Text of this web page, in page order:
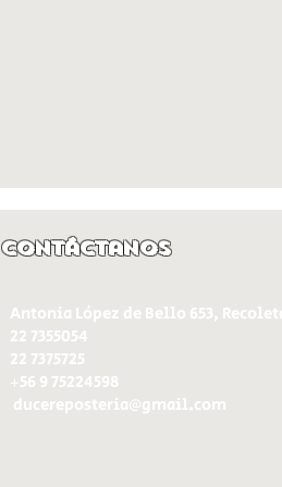
Contáctanos
Antonia López de Bello 653,
22 7355054
22 7375725
+56 9 75224598
ducereposteria@gmail.com